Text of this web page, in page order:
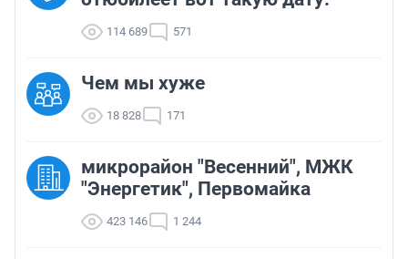
114 689 571
Чем мы хуже
18 828 171
микрорайон "Весенний", МЖК
"Энергетик", Первомайка
423 146 1 244